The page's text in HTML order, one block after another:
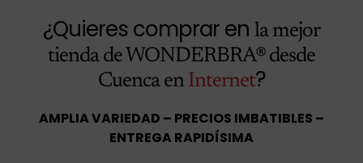
¿Quieres comprar en la mejor
tienda de WONDERBRA® desde
Cuenca enInternet?
AMPLIA VARIEDAD – PRECIOS IMBATIBLES –
ENTREGA RAPIDÍSIMA